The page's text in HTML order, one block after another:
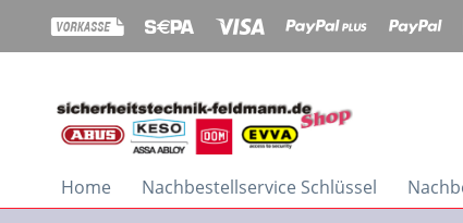
Home Nachbestellservice Schlüssel